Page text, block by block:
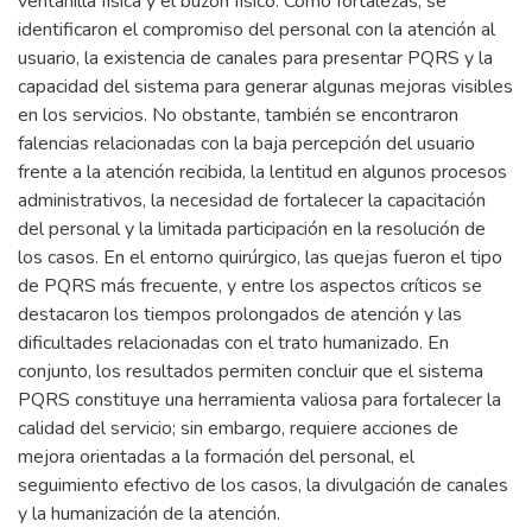
identificaron el compromiso del personal con la atención al
usuario, la existencia de canales para presentar PQRS y la
capacidad del sistema para generar algunas mejoras visibles
en los servicios. No obstante, también se encontraron
falencias relacionadas con la baja percepción del usuario
frente a la atención recibida, la lentitud en algunos procesos
administrativos, la necesidad de fortalecer la capacitación
del personal y la limitada participación en la resolución de
los casos. En el entorno quirúrgico, las quejas fueron el tipo
de PQRS más frecuente, y entre los aspectos críticos se
destacaron los tiempos prolongados de atención y las
dificultades relacionadas con el trato humanizado. En
conjunto, los resultados permiten concluir que el sistema
PQRS constituye una herramienta valiosa para fortalecer la
calidad del servicio; sin embargo, requiere acciones de
mejora orientadas a la formación del personal, el
seguimiento efectivo de los casos, la divulgación de canales
y la humanización de la atención.